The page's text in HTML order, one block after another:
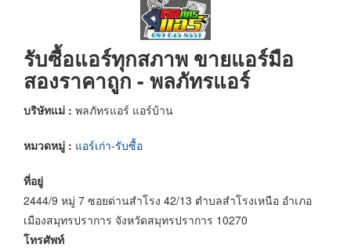
รับซื้อแอร์ทุกสภาพ ขายแอร์มือ
สองราคาถูก - พลภัทรแอร์
บริษัทแม่ : พลภัทรแอร์ แอร์บ้าน
หมวดหมู่ : แอร์เก่า-รับซื้อ
ที่อยู่
2444/9 หมู่ 7 ซอยด่านสำโรง 42/13 ตำบลสำโรงเหนือ อำเภอ
เมืองสมุทรปราการ จังหวัดสมุทรปราการ 10270
โทรศัพท์